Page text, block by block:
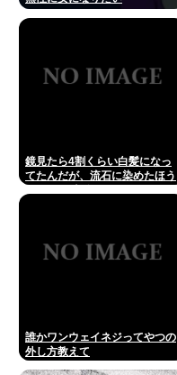
鏡見たら4割くらい白髪になっ
てたんだが、流石に染めたほう
誰かワンウェイネジってやつの
外し方教えて